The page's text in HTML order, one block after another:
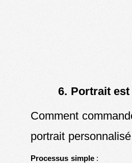
6. Portrait
Comment
portrait
Processus simple: